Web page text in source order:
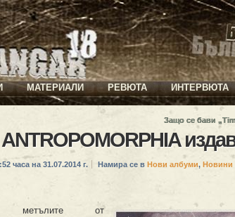
МАТЕРИАЛИ РЕВЮТА ИНТЕРВЮТА
Защо се бави
часа на 31.07.2014 г. Намира се в Нови албуми, Новини
метълите от